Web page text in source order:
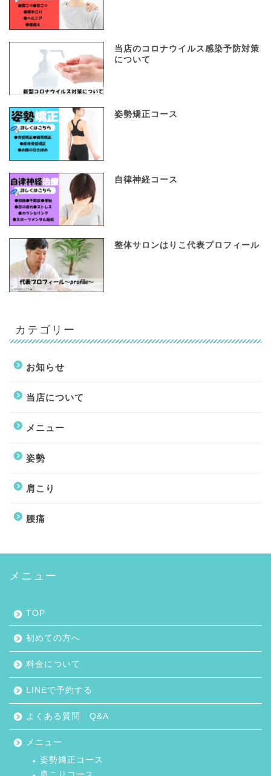
当店のコロナウイルス感染予防対策
について
姿勢矯正コース
自律神経コース
整体サロンはりこ代表プロフィール
カテゴリー
お知らせ
当店について
メニュー
姿勢
肩こり
腰痛
メニュー
TOP
初めての方へ
料金について
LINEで予約する
よくある質問 Q&A
メニュー
姿勢矯正コース